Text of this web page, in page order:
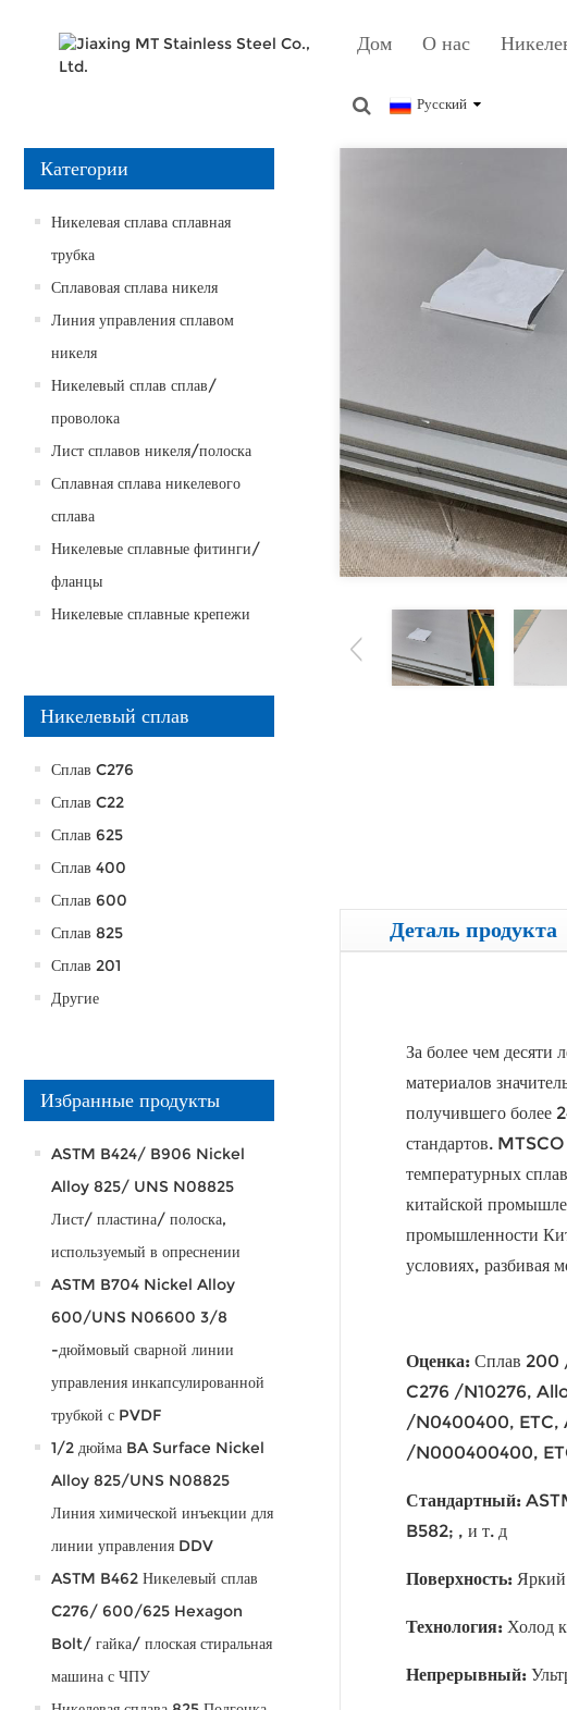
Дом О нас
Русский
Категории
Никелевая сплава сплавная
трубка
Сплавовая сплава никеля
Линия управления сплавом
никеля
Никелевый сплав сплав/
проволока
Лист сплавов никеля/полоска
Сплавная сплава никелевого
сплава
Никелевые сплавные фитинги/
фланцы
Никелевые сплавные крепежи
Никелевый сплав
Сплав C276
Сплав C22
Сплав 625
Сплав 400
Сплав 600
Сплав 825
Сплав 201
Другие
Избранные продукты
ASTM B424/ B906 Nickel
Alloy 825/ UNS N08825
Лист/ пластина/ полоска,
используемый в опреснении
ASTM B704 Nickel Alloy
600/UNS N06600 3/8
-дюймовый сварной линии
управления инкапсулированной
трубкой с PVDF
1/2 дюйма BA Surface Nickel
Alloy 825/UNS N08825
Линия химической инъекции для
линии управления DDV
ASTM B462 Никелевый сплав
C276/ 600/625 Hexagon
Bolt/ гайка/ плоская стиральная
машина с ЧПУ
Деталь продукта
За более чем десяти
материалов
получившего более
стандартов.
температурных
китайской
промышленности
условиях, разбивая
Оценка: Сплав 200
C276 /N10276,
/N0400400, ETC,
/N000400400,
Стандартный:
B582; , и т. д
Поверхность:
Технология: Холод
Непрерывный: